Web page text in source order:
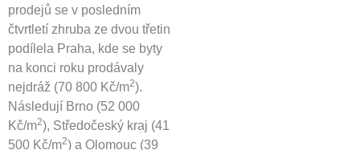
prodejů se v posledním
čtvrtletí zhruba ze dvou třetin
podílela Praha, kde se byty
na konci roku prodávaly
nejdráž (70 800 Kč/m2).
Následují Brno (52 000
Kč/m2), Středočeský kraj (41
500 Kč/m2) a Olomouc (39